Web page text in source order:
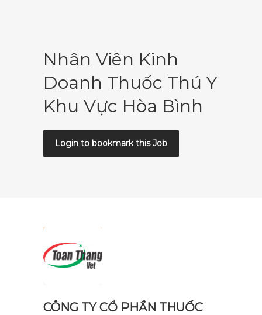
Nhân Viên Kinh
Doanh Thuốc Thú Y
Khu Vực Hòa Bình
Login to bookmark this Job
CÔNG TY CỔ PHẦN THUỐC